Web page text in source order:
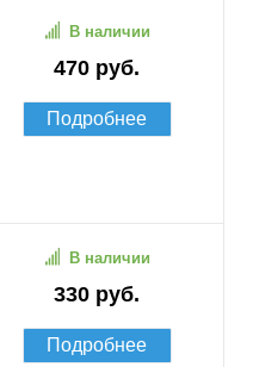
470 руб.
В наличии
Подробнее
330 руб.
В наличии
Подробнее